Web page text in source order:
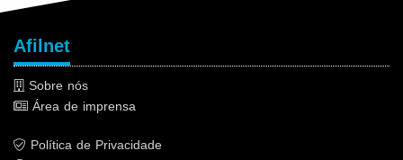
Afilnet
Sobre nós
Área de imprensa
Política de Privacidade